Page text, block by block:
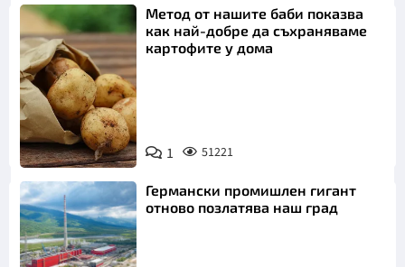
Снимка:
Пиксабей
Метод от нашите баби показва
как най-добре да съхраняваме
картофите у дома
1 51221
Германски промишлен гигант
отново позлатява наш град